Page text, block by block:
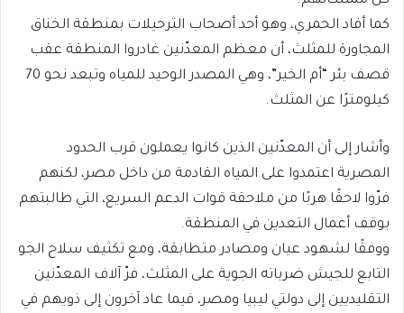
كما أفاد الحمري، وهو أحد أصحاب الترحيلات بمنطقة الخناق
المجاورة للمثلث، أن معظم المعدّنين غادروا المنطقة عقب
قصف بئر “أم الخير”، وهي المصدر الوحيد للمياه وتبعد نحو 70
كيلومترًا عن المثلث.
وأشار إلى أن المعدّنين الذين كانوا يعملون قرب الحدود
المصرية اعتمدوا على المياه القادمة من داخل مصر، لكنهم
فرّوا لاحقًا هربًا من ملاحقة قوات الدعم السريع، التي طالبتهم
بوقف أعمال التعدين في المنطقة.
ووفقًا لشهود عيان ومصادر متطابقة، ومع تكثيف سلاح الجو
التابع للجيش ضرباته الجوية على المثلث، فرّ آلاف المعدّنين
التقليديين إلى دولتي ليبيا ومصر، فيما عاد آخرون إلى ذويهم في